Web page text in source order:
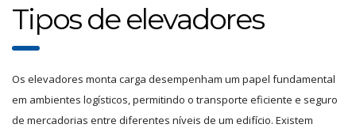
Tipos de elevadores
Os elevadores monta carga desempenham um papel fundamental
em ambientes logísticos, permitindo o transporte eficiente e seguro
de mercadorias entre diferentes níveis de um edifício. Existem